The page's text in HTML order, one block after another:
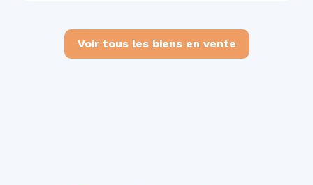
Voir tous les biens en vente